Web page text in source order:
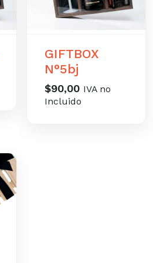
GIFTBOX
N°5bj
$90,00 IVA no
Incluido